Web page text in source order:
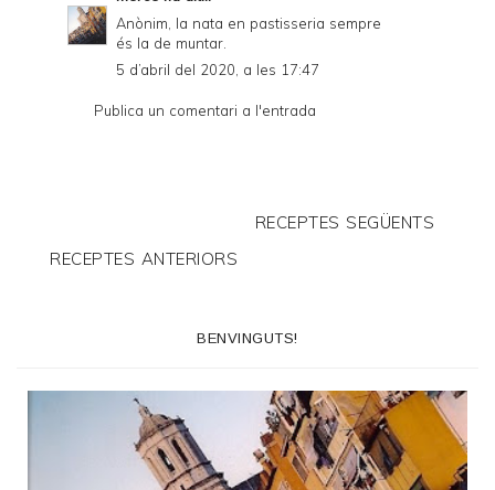
Anònim, la nata en pastisseria sempre
és la de muntar.
5 d’abril del 2020, a les 17:47
Publica un comentari a l'entrada
RECEPTES SEGÜENTS
RECEPTES ANTERIORS
BENVINGUTS!